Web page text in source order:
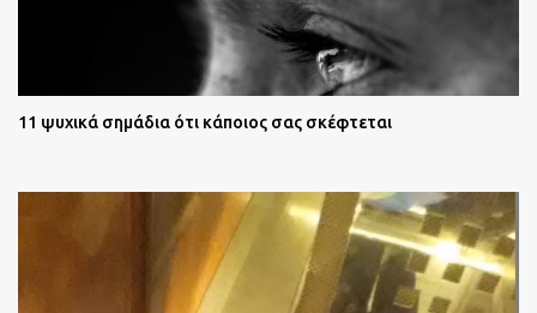
11 ψυχικά σημάδια ότι κάποιος σας σκέφτεται